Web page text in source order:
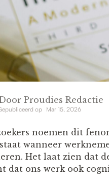
Proudies Redactie
op Mar 15, 2026
noemen dit
wanneer
Het laat zien dat
dat ons werk ook